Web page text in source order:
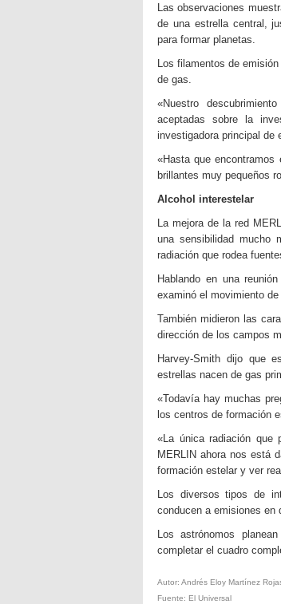
Las observaciones
de una estrella central,
para formar planetas.
Los filamentos de
de gas.
«Nuestro
aceptadas sobre la
investigadora principal de
«Hasta que
brillantes muy pequeños
Alcohol interestelar
La mejora de la red
una sensibilidad mucho
radiación que rodea
Hablando en una
examinó el movimiento
También midieron las
dirección de los campos
Harvey-Smith dijo que
estrellas nacen de gas
«Todavía hay muchas
los centros de formación
«La única radiación que
MERLIN ahora nos está
formación estelar y ver
Los diversos tipos de
conducen a emisiones en
Los astrónomos
completar el cuadro
Autor: Andrés Eloy Martínez
Fuente: El Universal